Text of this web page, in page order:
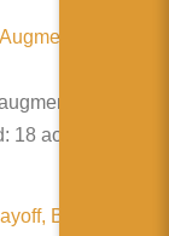
avec
août 2020 –
But Hubs